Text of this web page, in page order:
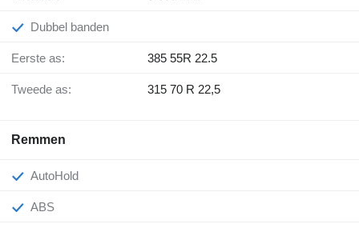
Dubbel banden
Eerste as: 385 55R 22.5
Tweede as: 315 70 R 22,5
Remmen
AutoHold
ABS